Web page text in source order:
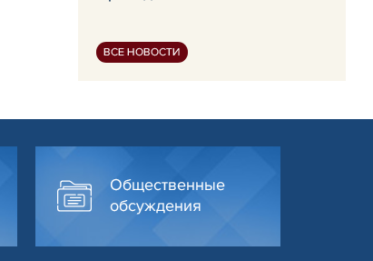
ВСЕ НОВОСТИ
Общественные
обсуждения